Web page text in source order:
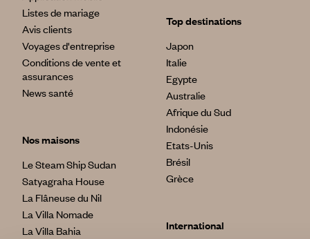
Listes de mariage
Avis clients
Voyages d'entreprise
Conditions de vente et
assurances
News santé
Nos maisons
Le Steam Ship Sudan
Satyagraha House
La Flâneuse du Nil
La Villa Nomade
La Villa Bahia
Top destinations
Japon
Italie
Egypte
Australie
Afrique du Sud
Indonésie
Etats-Unis
Brésil
Grèce
International